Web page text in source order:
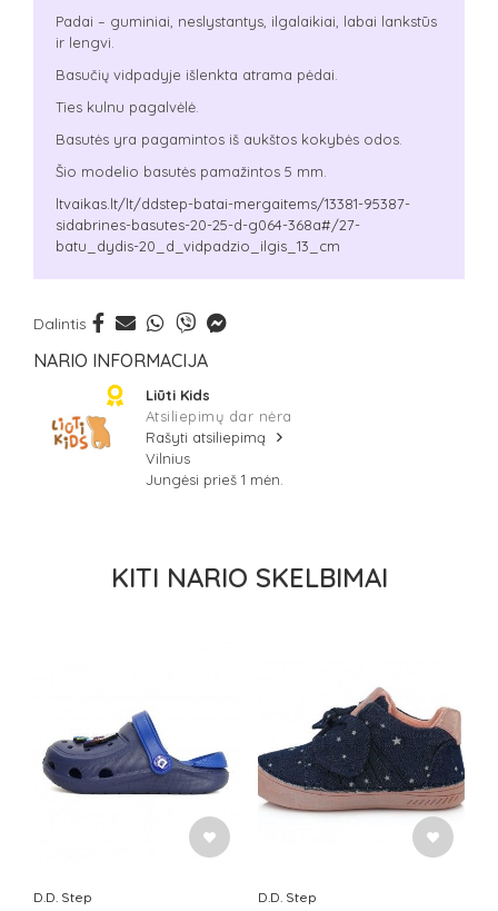
Padai – guminiai, neslystantys, ilgalaikiai, labai lankstūs
ir lengvi.
Basučių vidpadyje išlenkta atrama pėdai.
Ties kulnu pagalvėlė.
Basutės yra pagamintos iš aukštos kokybės odos.
Šio modelio basutės pamažintos 5 mm.
ltvaikas.lt/lt/ddstep-batai-mergaitems/13381-95387-
sidabrines-basutes-20-25-d-g064-368a#/27-
batu_dydis-20_d_vidpadzio_ilgis_13_cm
Dalintis
NARIO INFORMACIJA
Liūti Kids
Atsiliepimų dar nėra
Rašyti atsiliepimą
Vilnius
Jungėsi prieš 1 mėn.
KITI NARIO SKELBIMAI
D.D. Step D.D. Step